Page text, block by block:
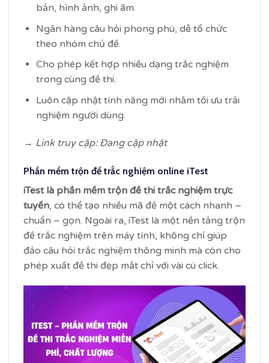
bản, hình ảnh, ghi âm.
Ngân hàng câu hỏi phong phú, dễ tổ chức
theo nhóm chủ đề.
Cho phép kết hợp nhiều dạng trắc nghiệm
trong cùng đề thi.
Luôn cập nhật tính năng mới nhằm tối ưu trải
nghiệm người dùng.
→ Link truy cập: Đang cập nhật
Phần mềm trộn đề trắc nghiệm online iTest
iTest là phần mềm trộn đề thi trắc nghiệm trực
tuyến, có thể tạo nhiều mã đề một cách nhanh –
chuẩn – gọn. Ngoài ra, iTest là một nền tảng trộn
đề trắc nghiệm trên máy tính, không chỉ giúp
đảo câu hỏi trắc nghiệm thông minh mà còn cho
phép xuất đề thi đẹp mắt chỉ với vài cú click.